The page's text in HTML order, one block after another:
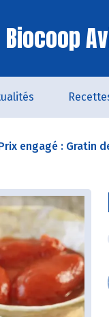
Biocoop
engagé : Gratin